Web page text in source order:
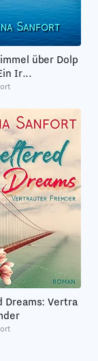
über Dolp
Ir...
Dreams: Vertra